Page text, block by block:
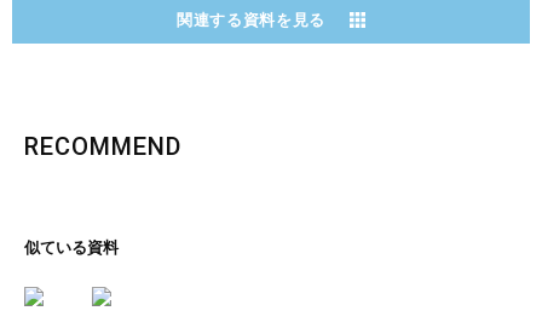
関連する資料を見る
RECOMMEND
似ている資料